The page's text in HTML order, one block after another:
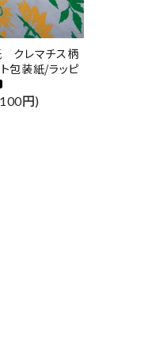
クレマチス柄
包装紙/ラッピ
円)